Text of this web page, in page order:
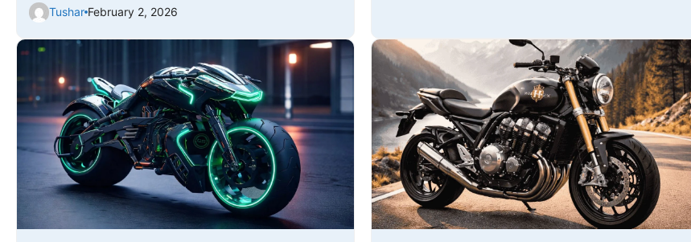
Tushar February 2, 2026